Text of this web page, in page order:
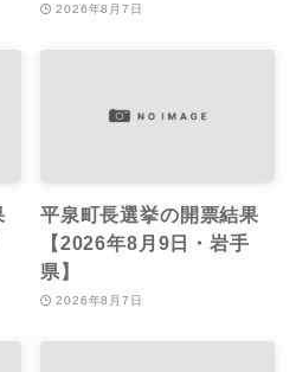
2026年8月7日
平泉町長選挙の開票結果
【2026年8月9日・岩手
県】
2026年8月7日